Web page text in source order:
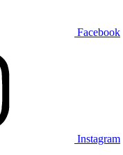
Facebook
Instagram